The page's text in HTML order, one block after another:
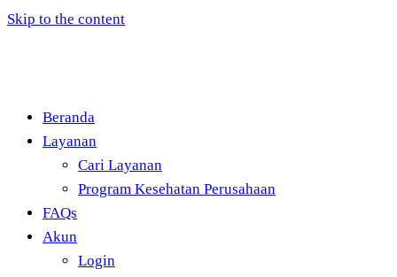
Skip to the content
Beranda
Layanan
Cari Layanan
Program Kesehatan Perusahaan
FAQs
Akun
Login